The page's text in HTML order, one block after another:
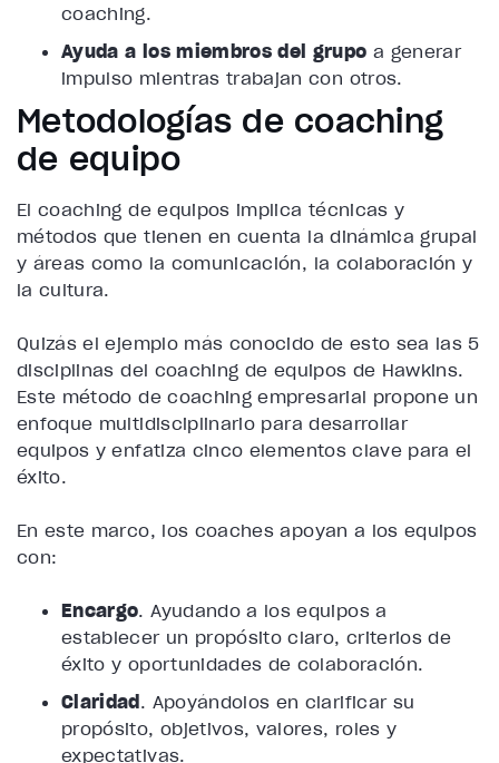
coaching.
Ayuda a los miembros del grupo a generar
impulso mientras trabajan con otros.
Metodologías de coaching
de equipo
El coaching de equipos implica técnicas y
métodos que tienen en cuenta la dinámica grupal
y áreas como la comunicación, la colaboración y
la cultura.
Quizás el ejemplo más conocido de esto sea las 5
disciplinas del coaching de equipos de Hawkins.
Este método de coaching empresarial propone un
enfoque multidisciplinario para desarrollar
equipos y enfatiza cinco elementos clave para el
éxito.
En este marco, los coaches apoyan a los equipos
con:
Encargo. Ayudando a los equipos a
establecer un propósito claro, criterios de
éxito y oportunidades de colaboración.
Claridad . Apoyándolos en clarificar su
propósito, objetivos, valores, roles y
expectativas.